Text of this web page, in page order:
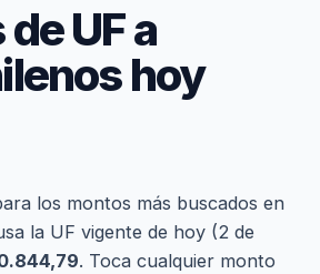
UF a
hoy
los montos más buscados en
la UF vigente de hoy (2 de
. Toca cualquier monto